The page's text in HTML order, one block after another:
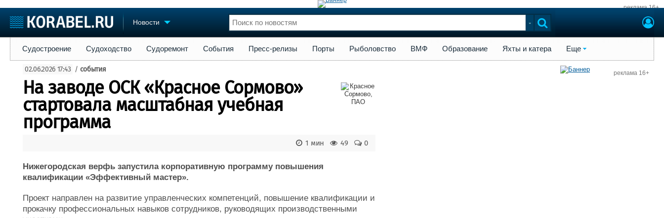
реклама 16+
Новости
Судостроение
Пульс
Новости
Репутация
Работа
Крюинг
Торговая площадка
Доска объявлений
Продажа флота
Оборудование
Изделия
Материалы
Конференции
Личности
Флот
Форум
Судостроение Судоходство Судоремонт События Пресс-релизы Порты Рыболовство ВМФ Образование Яхты и катера Еще
02.06.2026 17:43 / события
На заводе ОСК «Красное Сормово»
стартовала масштабная учебная
программа
0
49
1 мин
Нижегородская верфь запустила корпоративную программу повышения
квалификации «Эффективный мастер».
Проект направлен на развитие управленческих компетенций, повышение квалификации и
прокачку профессиональных навыков сотрудников, руководящих производственными
реклама 16+